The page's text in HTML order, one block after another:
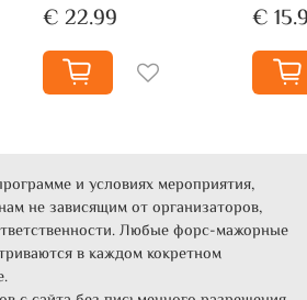
€ 22.99 €
и условиях мероприятия,
не зависящим от организаторов,
Любые форс-мажорные
в каждом кокретном